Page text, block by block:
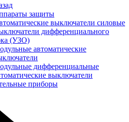
защиты
выключатели силовые
дифференциального
(УЗО)
автоматические
дифференциальные
выключатели
приборы